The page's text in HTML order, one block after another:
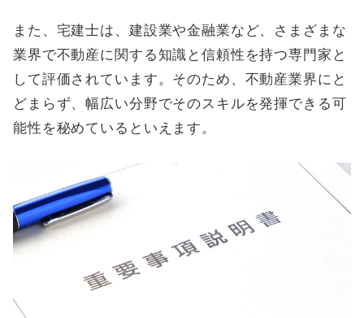
また、宅建士は、建設業や金融業など、さまざまな
業界で不動産に関する知識と信頼性を持つ専門家と
して評価されています。そのため、不動産業界にと
どまらず、幅広い分野でそのスキルを発揮できる可
能性を秘めているといえます。